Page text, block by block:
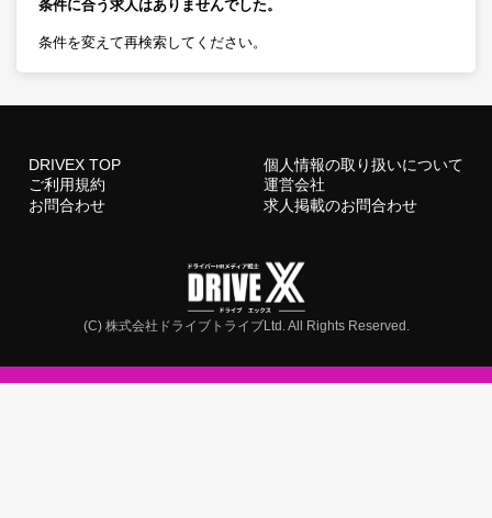
条件に合う求人はありませんでした。
条件を変えて再検索してください。
DRIVEX TOP
個人情報の取り扱いについて
ご利用規約
運営会社
お問合わせ
求人掲載のお問合わせ
(C) 株式会社ドライブトライブLtd. All Rights Reserved.